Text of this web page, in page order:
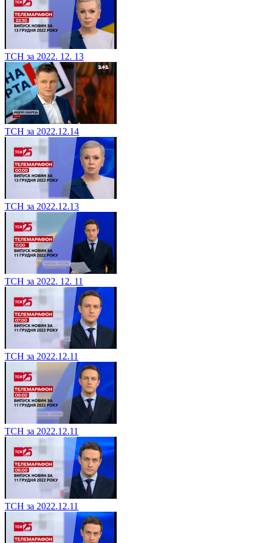
ТСН за 2022. 12. 13
ТСН за 2022.12.14
ТСН за 2022.12.13
ТСН за 2022. 12. 11
ТСН за 2022.12.11
ТСН за 2022.12.11
ТСН за 2022.12.11